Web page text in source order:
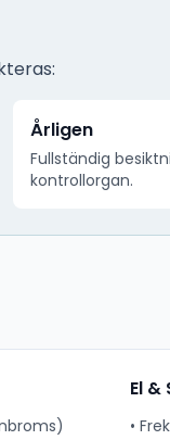
Årligen
Fullständig
kontrollorgan.
El
•